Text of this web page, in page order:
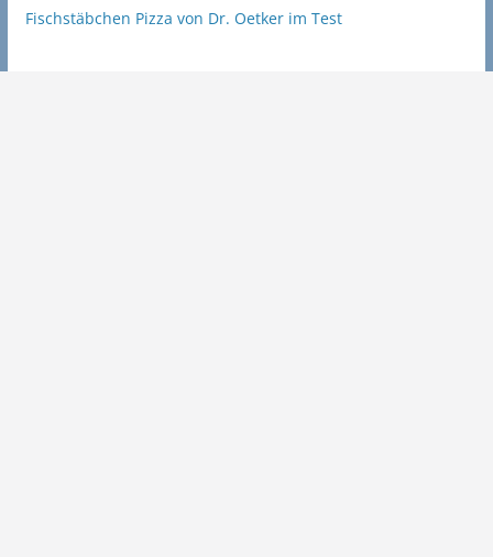
Fischstäbchen Pizza von Dr. Oetker im Test